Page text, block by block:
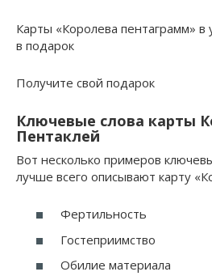
Карты «Королева пентаграмм»
в подарок
Получите свой подарок
Ключевые слова карты
Пентаклей
Вот несколько примеров
лучше всего описывают карту
Фертильность
Гостеприимство
Обилие материала